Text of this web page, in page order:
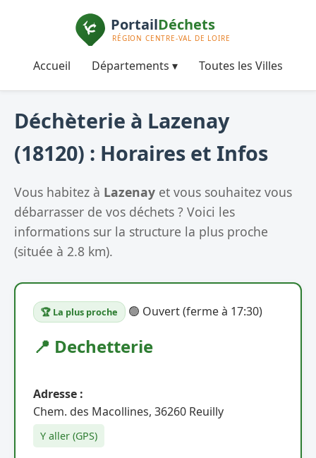
Accueil Départements ▾ Toutes les Villes
Déchèterie à Lazenay
(18120) : Horaires et Infos
Vous habitez à Lazenay et vous souhaitez vous
débarrasser de vos déchets ? Voici les
informations sur la structure la plus proche
(située à 2.8 km).
🏆 La plus proche 🟢 Ouvert (ferme à 17:30)
📍 Dechetterie
Adresse :
Chem. des Macollines, 36260 Reuilly
Y aller (GPS)